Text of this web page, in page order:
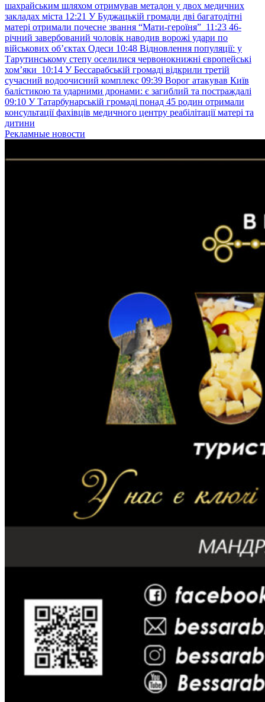
шахрайським шляхом отримував метадон у двох медичних
закладах міста 12:21 У Буджацькій громади дві багатодітні
матері отримали почесне звання “Мати-героїня” 11:23 46-
річний завербований чоловік наводив ворожі удари по
військових обʼєктах Одеси 10:48 Відновлення популяції: у
Тарутинському степу оселилися червонокнижні європейські
хом’яки 10:14 У Бессарабській громаді відкрили третій
сучасний водоочисний комплекс 09:39 Ворог атакував Київ
балістикою та ударними дронами: є загиблий та постраждалі
09:10 У Татарбунарській громаді понад 45 родин отримали
консультації фахівців медичного центру реабілітації матері та
дитини
Рекламные новости